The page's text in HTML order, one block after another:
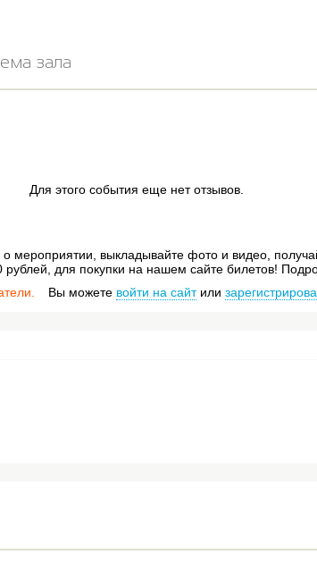
зала
Для этого события еще нет отзывов.
мероприятии, выкладывайте фото и видео,
для покупки на нашем сайте билетов!
Вы можете войти на сайтили